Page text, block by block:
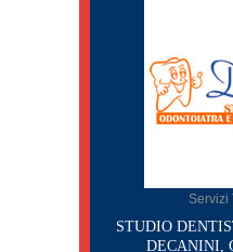
Servizi
STUDIO
DECANINI,